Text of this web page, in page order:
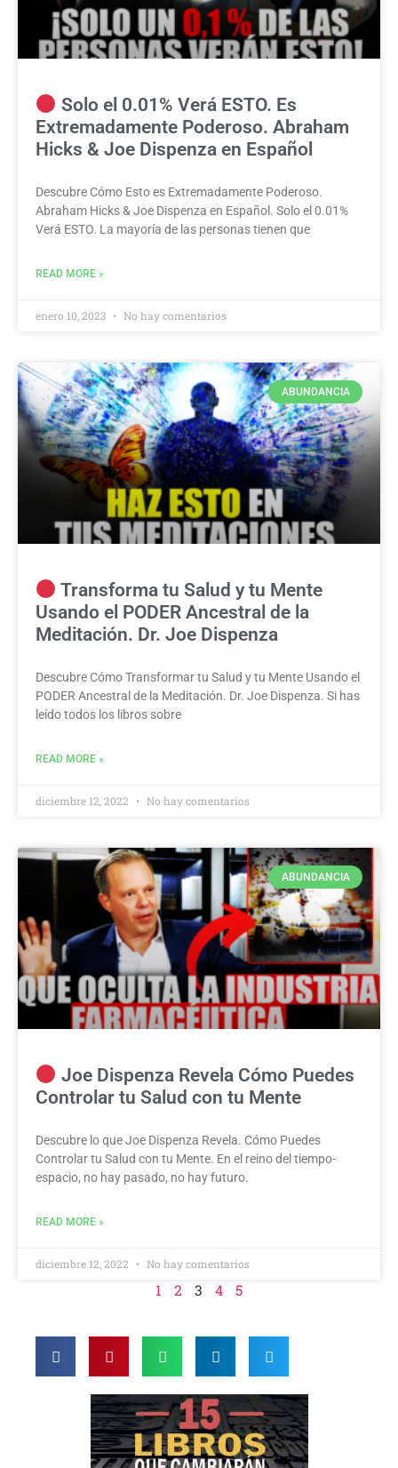
Solo el 0.01% Verá ESTO. Es
Extremadamente Poderoso. Abraham
Hicks & Joe Dispenza en Español
Descubre Cómo Esto es Extremadamente Poderoso.
Abraham Hicks & Joe Dispenza en Español. Solo el 0.01%
Verá ESTO. La mayoría de las personas tienen que
READ MORE »
enero 10, 2023 No hay comentarios
ABUNDANCIA
Transforma tu Salud y tu Mente
Usando el PODER Ancestral de la
Meditación. Dr. Joe Dispenza
Descubre Cómo Transformar tu Salud y tu Mente Usando el
PODER Ancestral de la Meditación. Dr. Joe Dispenza. Si has
leído todos los libros sobre
READ MORE »
diciembre 12, 2022 No hay comentarios
ABUNDANCIA
Joe Dispenza Revela Cómo Puedes
Controlar tu Salud con tu Mente
Descubre lo que Joe Dispenza Revela. Cómo Puedes
Controlar tu Salud con tu Mente. En el reino del tiempo-
espacio, no hay pasado, no hay futuro.
READ MORE »
diciembre 12, 2022 No hay comentarios
1 2 3 4 5